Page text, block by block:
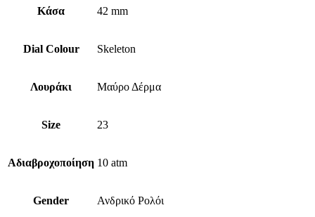
Κάσα 42 mm
Dial Colour Skeleton
Λουράκι Μαύρο Δέρμα
Size 23
Αδιαβροχοποίηση 10 atm
Gender Ανδρικό Ρολόι